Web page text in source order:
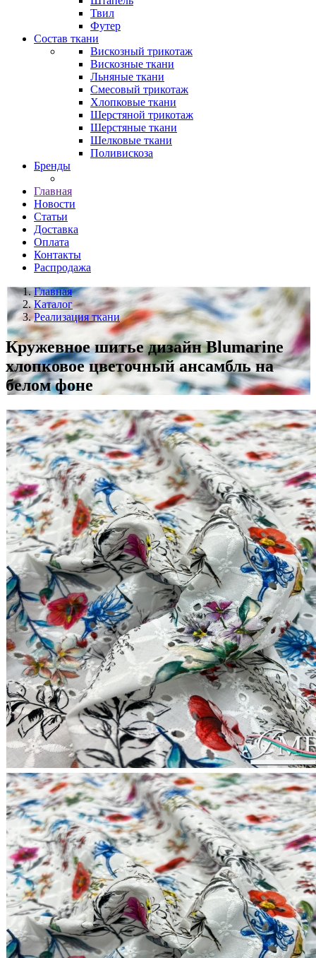
Твил
Футер
Состав ткани
Вискозный трикотаж
Вискозные ткани
Льняные ткани
Смесовый трикотаж
Хлопковые ткани
Шерстяной трикотаж
Шерстяные ткани
Шелковые ткани
Поливискоза
Бренды
Главная
Новости
Статьи
Доставка
Оплата
Контакты
Распродажа
Главная
Каталог
Реализация ткани
Кружевное шитье дизайн Blumarine
хлопковое цветочный ансамбль на
белом фоне